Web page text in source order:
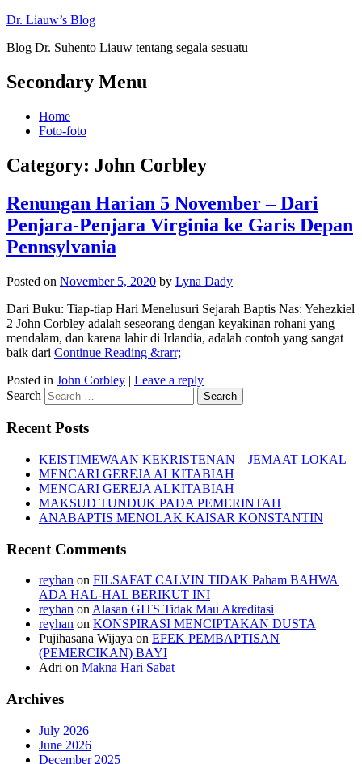
Dr. Liauw’s Blog
Blog Dr. Suhento Liauw tentang segala sesuatu
Secondary Menu
Home
Foto-foto
Category: John Corbley
Renungan Harian 5 November – Dari
Penjara-Penjara Virginia ke Garis Depan
Pennsylvania
Posted on November 5, 2020 by Lyna Dady
Dari Buku: Tiap-tiap Hari Menelusuri Sejarah Baptis Nas: Yehezkiel
2 John Corbley adalah seseorang dengan keyakinan rohani yang
mendalam, dan karena lahir di Irlandia, adalah contoh yang sangat
baik dari Continue Reading &rarr;
Posted in John Corbley | Leave a reply
Search
Recent Posts
KEISTIMEWAAN KEKRISTENAN – JEMAAT LOKAL
MENCARI GEREJA ALKITABIAH
MENCARI GEREJA ALKITABIAH
MAKSUD TUNDUK PADA PEMERINTAH
ANABAPTIS MENOLAK KAISAR KONSTANTIN
Recent Comments
reyhan on FILSAFAT CALVIN TIDAK Paham BAHWA
ADA HAL-HAL BERIKUT INI
reyhan onAlasan GITS Tidak Mau Akreditasi
reyhan on KONSPIRASI MENCIPTAKAN DUSTA
Pujihasana Wijaya on EFEK PEMBAPTISAN
(PEMERCIKAN) BAYI
Adri on Makna Hari Sabat
Archives
July 2026
June 2026
December 2025